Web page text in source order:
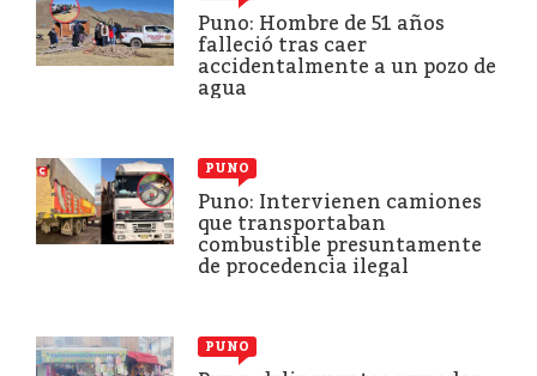
Puno: Hombre de 51 años
falleció tras caer
accidentalmente a un pozo de
agua
PUNO
Puno: Intervienen camiones
que transportaban
combustible presuntamente
de procedencia ilegal
PUNO